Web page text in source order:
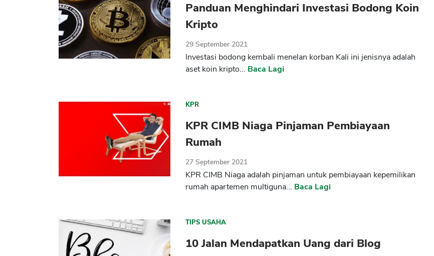
Panduan Menghindari Investasi Bodong Koin
Kripto
29 September 2021
Investasi bodong kembali menelan korban Kali ini jenisnya adalah
aset koin kripto... Baca Lagi
KPR
KPR CIMB Niaga Pinjaman Pembiayaan
Rumah
27 September 2021
KPR CIMB Niaga adalah pinjaman untuk pembiayaan kepemilikan
rumah apartemen multiguna... Baca Lagi
TIPS USAHA
10 Jalan Mendapatkan Uang dari Blog